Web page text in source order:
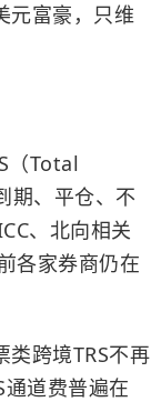
元富豪，只维
（Total
期、平仓、不
、北向相关
各家券商仍在
跨境TRS不再
道费普遍在